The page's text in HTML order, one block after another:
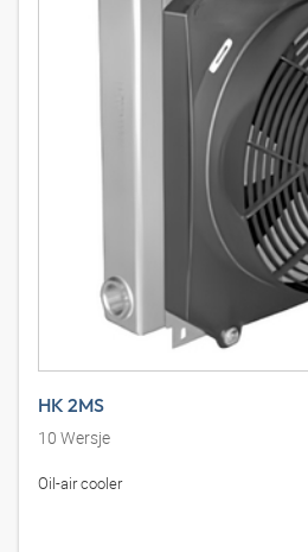
HK 2MS
10 Wersje
Oil-air cooler